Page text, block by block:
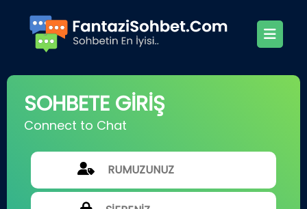
SOHBETE GİRİŞ
Connect to Chat